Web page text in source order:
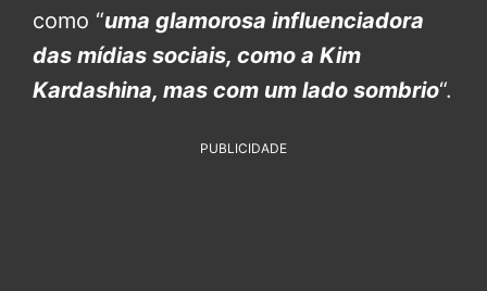
como “uma glamorosa influenciadora
das mídias sociais, como a Kim
Kardashina, mas com um lado sombrio“.
PUBLICIDADE